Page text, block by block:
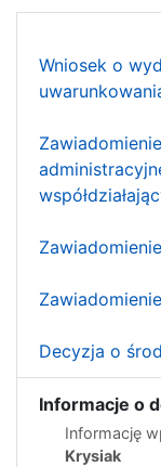
Wniosek o
Decyzja o
Informacje o
Informację
Krysiak